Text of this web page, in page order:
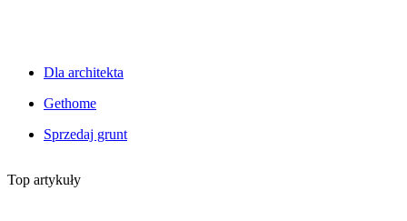
Dla architekta
Gethome
Sprzedaj grunt
Top artykuły